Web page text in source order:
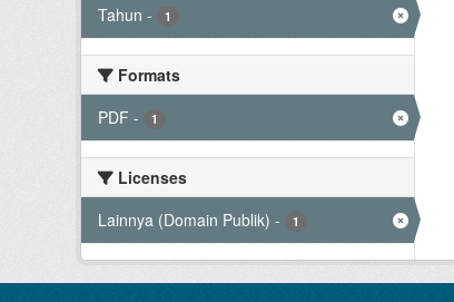
Tahun - 1
Formats
PDF - 1
Licenses
Lainnya (Domain Publik) - 1